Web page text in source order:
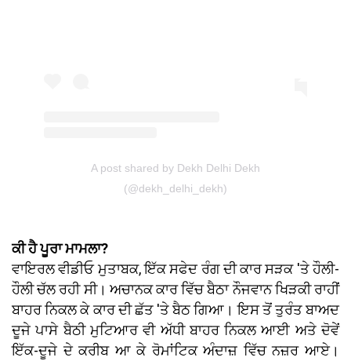
A post shared by Dekh Delhi Dekh
(@dekh_delhi_dekh)
ਕੀ ਹੈ ਪੂਰਾ ਮਾਮਲਾ?
ਵਾਇਰਲ ਵੀਡੀਓ ਮੁਤਾਬਕ, ਇੱਕ ਸਫੇਦ ਰੰਗ ਦੀ ਕਾਰ ਸੜਕ 'ਤੇ ਹੌਲੀ-
ਹੌਲੀ ਚੱਲ ਰਹੀ ਸੀ। ਅਚਾਨਕ ਕਾਰ ਵਿੱਚ ਬੈਠਾ ਨੌਜਵਾਨ ਖਿੜਕੀ ਰਾਹੀਂ
ਬਾਹਰ ਨਿਕਲ ਕੇ ਕਾਰ ਦੀ ਛੱਤ 'ਤੇ ਬੈਠ ਗਿਆ। ਇਸ ਤੋਂ ਤੁਰੰਤ ਬਾਅਦ
ਦੂਜੇ ਪਾਸੇ ਬੈਠੀ ਮੁਟਿਆਰ ਵੀ ਅੱਧੀ ਬਾਹਰ ਨਿਕਲ ਆਈ ਅਤੇ ਦੋਵੇਂ
ਇੱਕ-ਦੂਜੇ ਦੇ ਕਰੀਬ ਆ ਕੇ ਰੋਮਾਂਟਿਕ ਅੰਦਾਜ਼ ਵਿੱਚ ਨਜ਼ਰ ਆਏ।